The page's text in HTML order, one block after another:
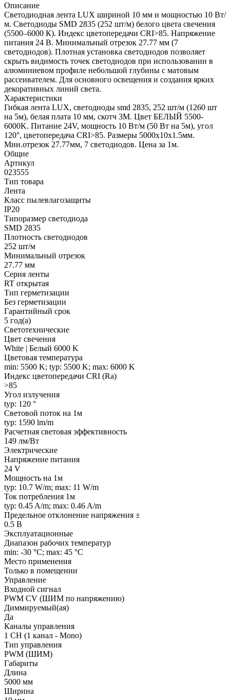
Описание
Светодиодная лента LUX шириной 10 мм и мощностью 10 Вт/
м. Светодиоды SMD 2835 (252 шт/м) белого цвета свечения
(5500–6000 К). Индекс цветопередачи CRI>85. Напряжение
питания 24 В. Минимальный отрезок 27.77 мм (7
светодиодов). Плотная установка светодиодов позволяет
скрыть видимость точек светодиодов при использовании в
алюминиевом профиле небольшой глубины с матовым
рассеивателем. Для основного освещения и создания ярких
декоративных линий света.
Характеристики
Гибкая лента LUX, светодиоды smd 2835, 252 шт/м (1260 шт
на 5м), белая плата 10 мм, скотч 3М. Цвет БЕЛЫЙ 5500-
6000K. Питание 24V, мощность 10 Вт/м (50 Вт на 5м), угол
120°, цветопередача CRI>85. Размеры 5000х10x1.5мм.
Мин.отрезок 27.77мм, 7 светодиодов. Цена за 1м.
Общие
Артикул
023555
Тип товара
Лента
Класс пылевлагозащиты
IP20
Типоразмер светодиода
SMD 2835
Плотность светодиодов
252 шт/м
Минимальный отрезок
27.77 мм
Серия ленты
RT открытая
Тип герметизации
Без герметизации
Гарантийный срок
5 год(а)
Светотехнические
Цвет свечения
White | Белый 6000 K
Цветовая температура
min: 5500 K; typ: 5500 K; max: 6000 K
Индекс цветопередачи CRI (Ra)
>85
Угол излучения
typ: 120 °
Световой поток на 1м
typ: 1590 lm/m
Расчетная световая эффективность
149 лм/Вт
Электрические
Напряжение питания
24 V
Мощность на 1м
typ: 10.7 W/m; max: 11 W/m
Ток потребления 1м
typ: 0.45 A/m; max: 0.46 A/m
Предельное отклонение напряжения ±
0.5 В
Эксплуатационные
Диапазон рабочих температур
min: -30 °C; max: 45 °C
Место применения
Только в помещении
Управление
Входной сигнал
PWM СV (ШИМ по напряжению)
Диммируемый(ая)
Да
Каналы управления
1 CH (1 канал - Mono)
Тип управления
PWM (ШИМ)
Габариты
Длина
5000 мм
Ширина